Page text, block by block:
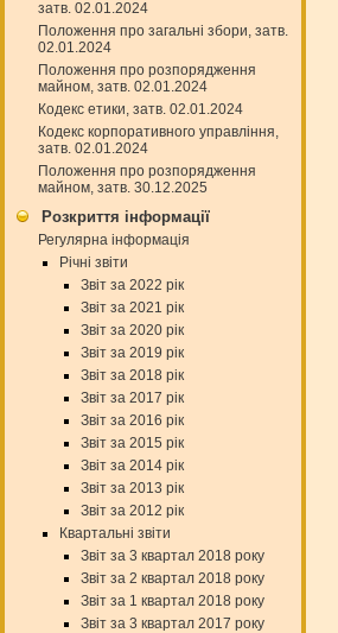
затв. 02.01.2024
Положення про загальні збори, затв.
02.01.2024
Положення про розпорядження
майном, затв. 02.01.2024
Кодекс етики, затв. 02.01.2024
Кодекс корпоративного управління,
затв. 02.01.2024
Положення про розпорядження
майном, затв. 30.12.2025
Розкриття інформації
Регулярна інформація
Річні звіти
Звіт за 2022 рік
Звіт за 2021 рік
Звіт за 2020 рік
Звіт за 2019 рік
Звіт за 2018 рік
Звіт за 2017 рік
Звіт за 2016 рік
Звіт за 2015 рік
Звіт за 2014 рік
Звіт за 2013 рік
Звіт за 2012 рік
Квартальні звіти
Звіт за 3 квартал 2018 року
Звіт за 2 квартал 2018 року
Звіт за 1 квартал 2018 року
Звіт за 3 квартал 2017 року